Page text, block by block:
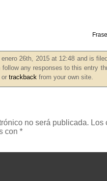
26th, 2015 at 12:48 and is
follow any responses to this entry
or trackback from your own site.
no será publicada. Los
con *